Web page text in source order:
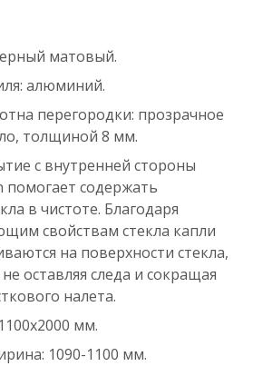
матовый.
алюминий.
перегородки: прозрачное
толщиной 8 мм.
с внутренней стороны
помогает содержать
в чистоте. Благодаря
свойствам стекла капли
на поверхности стекла,
оставляя следа и сокращая
налета.
мм.
1090-1100 мм.